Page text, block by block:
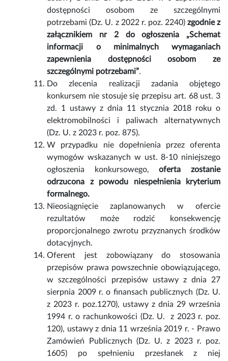
dostępności osobom ze szczególnymi
potrzebami (Dz. U. z 2022 r. poz. 2240) zgodnie z
załącznikiem nr 2 do ogłoszenia „Schemat
informacji o minimalnych wymaganiach
zapewnienia dostępności osobom ze
szczególnymi potrzebami”.
Do zlecenia realizacji zadania objętego
konkursem nie stosuje się przepisu art. 68 ust. 3
zd. 1 ustawy z dnia 11 stycznia 2018 roku o
elektromobilności i paliwach alternatywnych
(Dz. U. z 2023 r. poz. 875).
W przypadku nie dopełnienia przez oferenta
wymogów wskazanych w ust. 8-10 niniejszego
ogłoszenia konkursowego,oferta zostanie
odrzucona z powodu niespełnienia kryterium
formalnego.
Nieosiągnięcie zaplanowanych w ofercie
rezultatów może rodzić konsekwencję
proporcjonalnego zwrotu przyznanych środków
dotacyjnych.
Oferent jest zobowiązany do stosowania
przepisów prawa powszechnie obowiązującego,
w szczególności przepisów ustawy z dnia 27
sierpnia 2009 r. o finansach publicznych (Dz. U.
z 2023 r. poz.1270), ustawy z dnia 29 września
1994 r. o rachunkowości (Dz. U. z 2023 r. poz.
120), ustawy z dnia 11 września 2019 r. - Prawo
Zamówień Publicznych (Dz. U. z 2023 r. poz.
1605) po spełnieniu przesłanek z niej